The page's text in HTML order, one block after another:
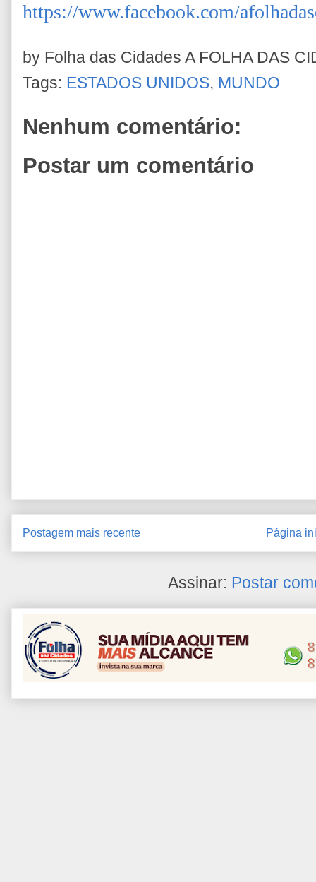
https://www.facebook.com/
by Folha das Cidades A FOLHA DAS
Tags: ESTADOS UNIDOS, MUNDO
Nenhum comentário:
Postar um comentário
Postagem mais recente Página
Assinar: Postar